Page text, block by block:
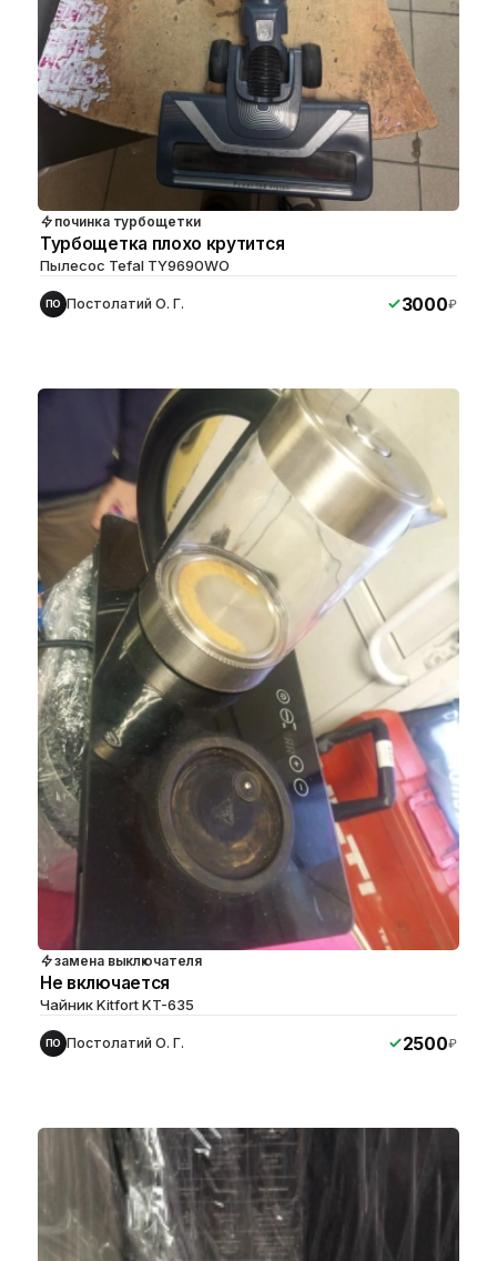
починка турбощетки
Турбощетка плохо крутится
Пылесос Tefal TY9690WO
ПО Постолатий О. Г. 3000₽
замена выключателя
Не включается
Чайник Kitfort KT-635
ПО Постолатий О. Г. 2500₽